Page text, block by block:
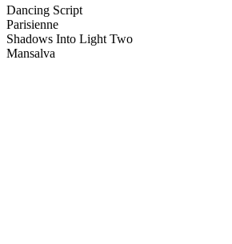
Dancing Script
Parisienne
Shadows Into Light Two
Mansalva